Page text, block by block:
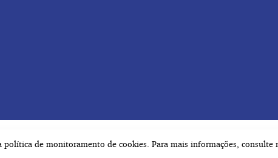
política de monitoramento de cookies. Para mais informações, consulte
os direitos reservados